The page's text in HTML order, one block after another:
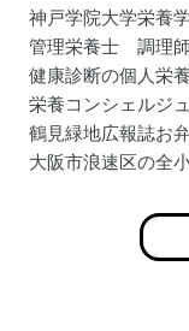
神戸学院大学栄養
管理栄養士 調理
健康診断の個人栄
栄養コンシェルジ
鶴見緑地広報誌お
大阪市浪速区の全
い いのちをつな